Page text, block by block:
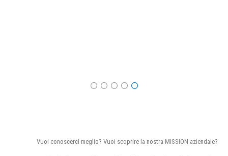
Vuoi conoscerci meglio? Vuoi scoprire la nostra MISSION aziendale?